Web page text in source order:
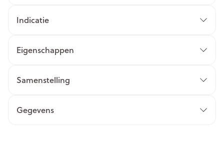
Indicatie
Eigenschappen
Samenstelling
Gegevens